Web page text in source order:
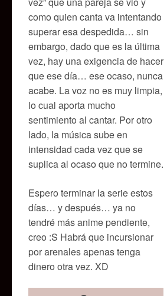
como quien canta va intentando
superar esa despedida… sin
embargo, dado que es la última
vez, hay una exigencia de hacer
que ese día… ese ocaso, nunca
acabe. La voz no es muy limpia,
lo cual aporta mucho
sentimiento al cantar. Por otro
lado, la música sube en
intensidad cada vez que se
suplica al ocaso que no termine.
Espero terminar la serie estos
días… y después… ya no
tendré más anime pendiente,
creo :S Habrá que incursionar
por arenales apenas tenga
dinero otra vez. XD